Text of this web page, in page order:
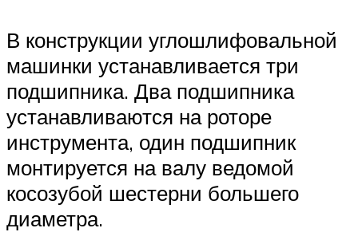
В конструкции углошлифовальной
машинки устанавливается три
подшипника. Два подшипника
устанавливаются на роторе
инструмента, один подшипник
монтируется на валу ведомой
косозубой шестерни большего
диаметра.